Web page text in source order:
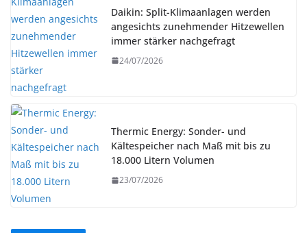
Daikin: Split-Klimaanlagen werden
angesichts zunehmender Hitzewellen
immer stärker nachgefragt
24/07/2026
Thermic Energy: Sonder- und
Kältespeicher nach Maß mit bis zu
18.000 Litern Volumen
23/07/2026